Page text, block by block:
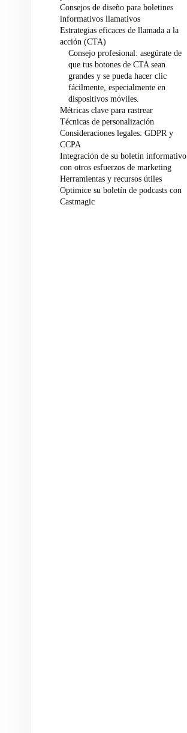
Consejos de diseño para boletines
informativos llamativos
Estrategias eficaces de llamada a la
acción (CTA)
Consejo profesional: asegúrate de
que tus botones de CTA sean
grandes y se pueda hacer clic
fácilmente, especialmente en
dispositivos móviles.
Métricas clave para rastrear
Técnicas de personalización
Consideraciones legales: GDPR y
CCPA
Integración de su boletín informativo
con otros esfuerzos de marketing
Herramientas y recursos útiles
Optimice su boletín de podcasts con
Castmagic